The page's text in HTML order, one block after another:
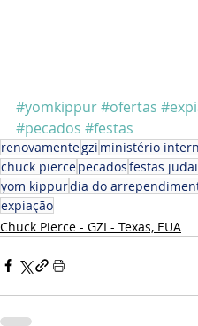
#yomkippur#ofertas
#pecados #festas
renovamentegzi ministério
chuck piercepecadosfestas
yom kippurdia do
expiação
Chuck Pierce - GZI - Texas, EUA